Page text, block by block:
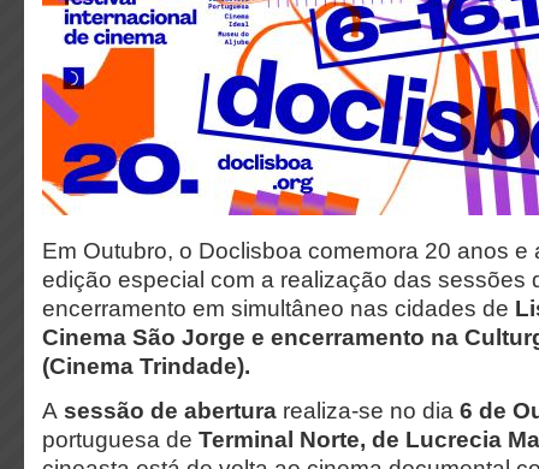
Em Outubro, o Doclisboa comemora 20 anos e
edição especial com a realização das sessões
encerramento em simultâneo nas cidades de
Cinema São Jorge e encerramento na
(Cinema Trindade).
A sessão de abertura realiza-se no dia 6 de
portuguesa de Terminal Norte, de Lucrecia